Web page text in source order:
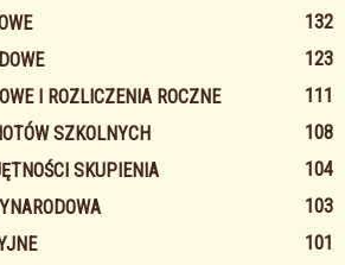
132
123
I ROZLICZENIA ROCZNE
111
SZKOLNYCH
108
SKUPIENIA
104
103
101